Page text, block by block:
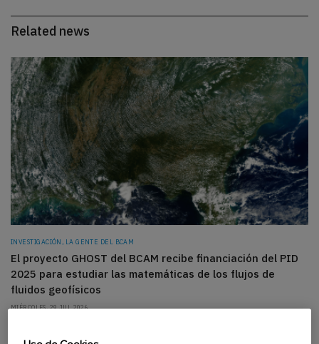
Related news
INVESTIGACIÓN, LA GENTE DEL BCAM
El proyecto GHOST del BCAM recibe financiación del PID
2025 para estudiar las matemáticas de los flujos de
fluidos geofísicos
MIÉRCOLES, 29 JUL 2026